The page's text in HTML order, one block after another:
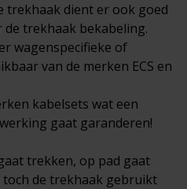
trekhaak dient er ook goed
trekhaak bekabeling.
wagenspecifieke of
van de merken ECS en
kabelsets wat een
gaat garanderen!
trekken, op pad gaat
de trekhaak gebruikt